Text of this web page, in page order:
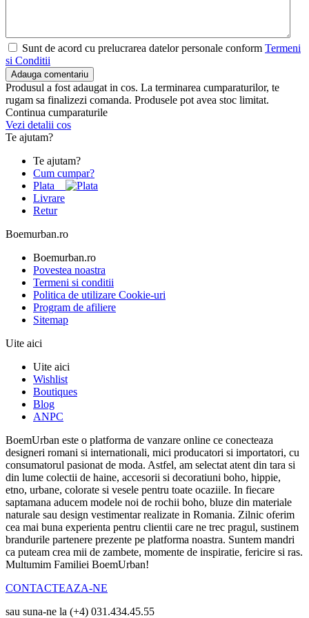
Sunt de acord cu prelucrarea datelor personale conform Termeni
si Conditii
Adauga comentariu
Produsul a fost adaugat in cos. La terminarea cumparaturilor, te
rugam sa finalizezi comanda. Produsele pot avea stoc limitat.
Continua cumparaturile
Vezi detalii cos
Te ajutam?
Te ajutam?
Cum cumpar?
Plata
Livrare
Retur
Boemurban.ro
Boemurban.ro
Povestea noastra
Termeni si conditii
Politica de utilizare Cookie-uri
Program de afiliere
Sitemap
Uite aici
Uite aici
Wishlist
Boutiques
Blog
ANPC
BoemUrban este o platforma de vanzare online ce conecteaza
designeri romani si internationali, mici producatori si importatori, cu
consumatorul pasionat de moda. Astfel, am selectat atent din tara si
din lume colectii de haine, accesorii si decoratiuni boho, hippie,
etno, urbane, colorate si vesele pentru toate ocaziile. In fiecare
saptamana aducem modele noi de rochii boho, bluze din materiale
naturale sau design vestimentar realizate in Romania. Zilnic oferim
cea mai buna experienta pentru clientii care ne trec pragul, sustinem
brandurile partenere prezente pe platforma noastra. Suntem mandri
ca puteam crea mii de zambete, momente de inspiratie, fericire si ras.
Multumim Familiei BoemUrban!
CONTACTEAZA-NE
sau suna-ne la (+4) 031.434.45.55